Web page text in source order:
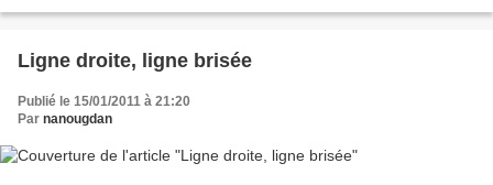
Ligne droite, ligne brisée
Publié le 15/01/2011 à 21:20
Par nanougdan